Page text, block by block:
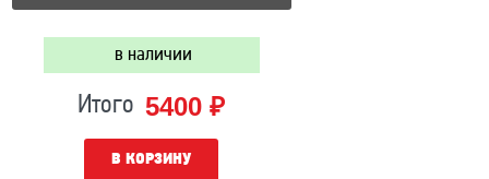
в наличии
Итого 5400 ₽
В КОРЗИНУ